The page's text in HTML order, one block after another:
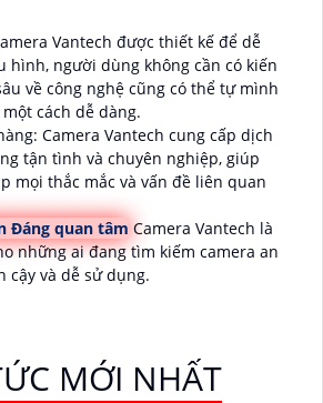
Vantech được thiết kế để dễ
hình, người dùng không cần có kiến
về công nghệ cũng có thể tự mình
cách dễ dàng.
Camera Vantech cung cấp dịch
tận tình và chuyên nghiệp, giúp
mọi thắc mắc và vấn đề liên quan
Đáng quan tâm Camera Vantech là
những ai đang tìm kiếm camera an
cậy và dễ sử dụng.
MỚI NHẤT